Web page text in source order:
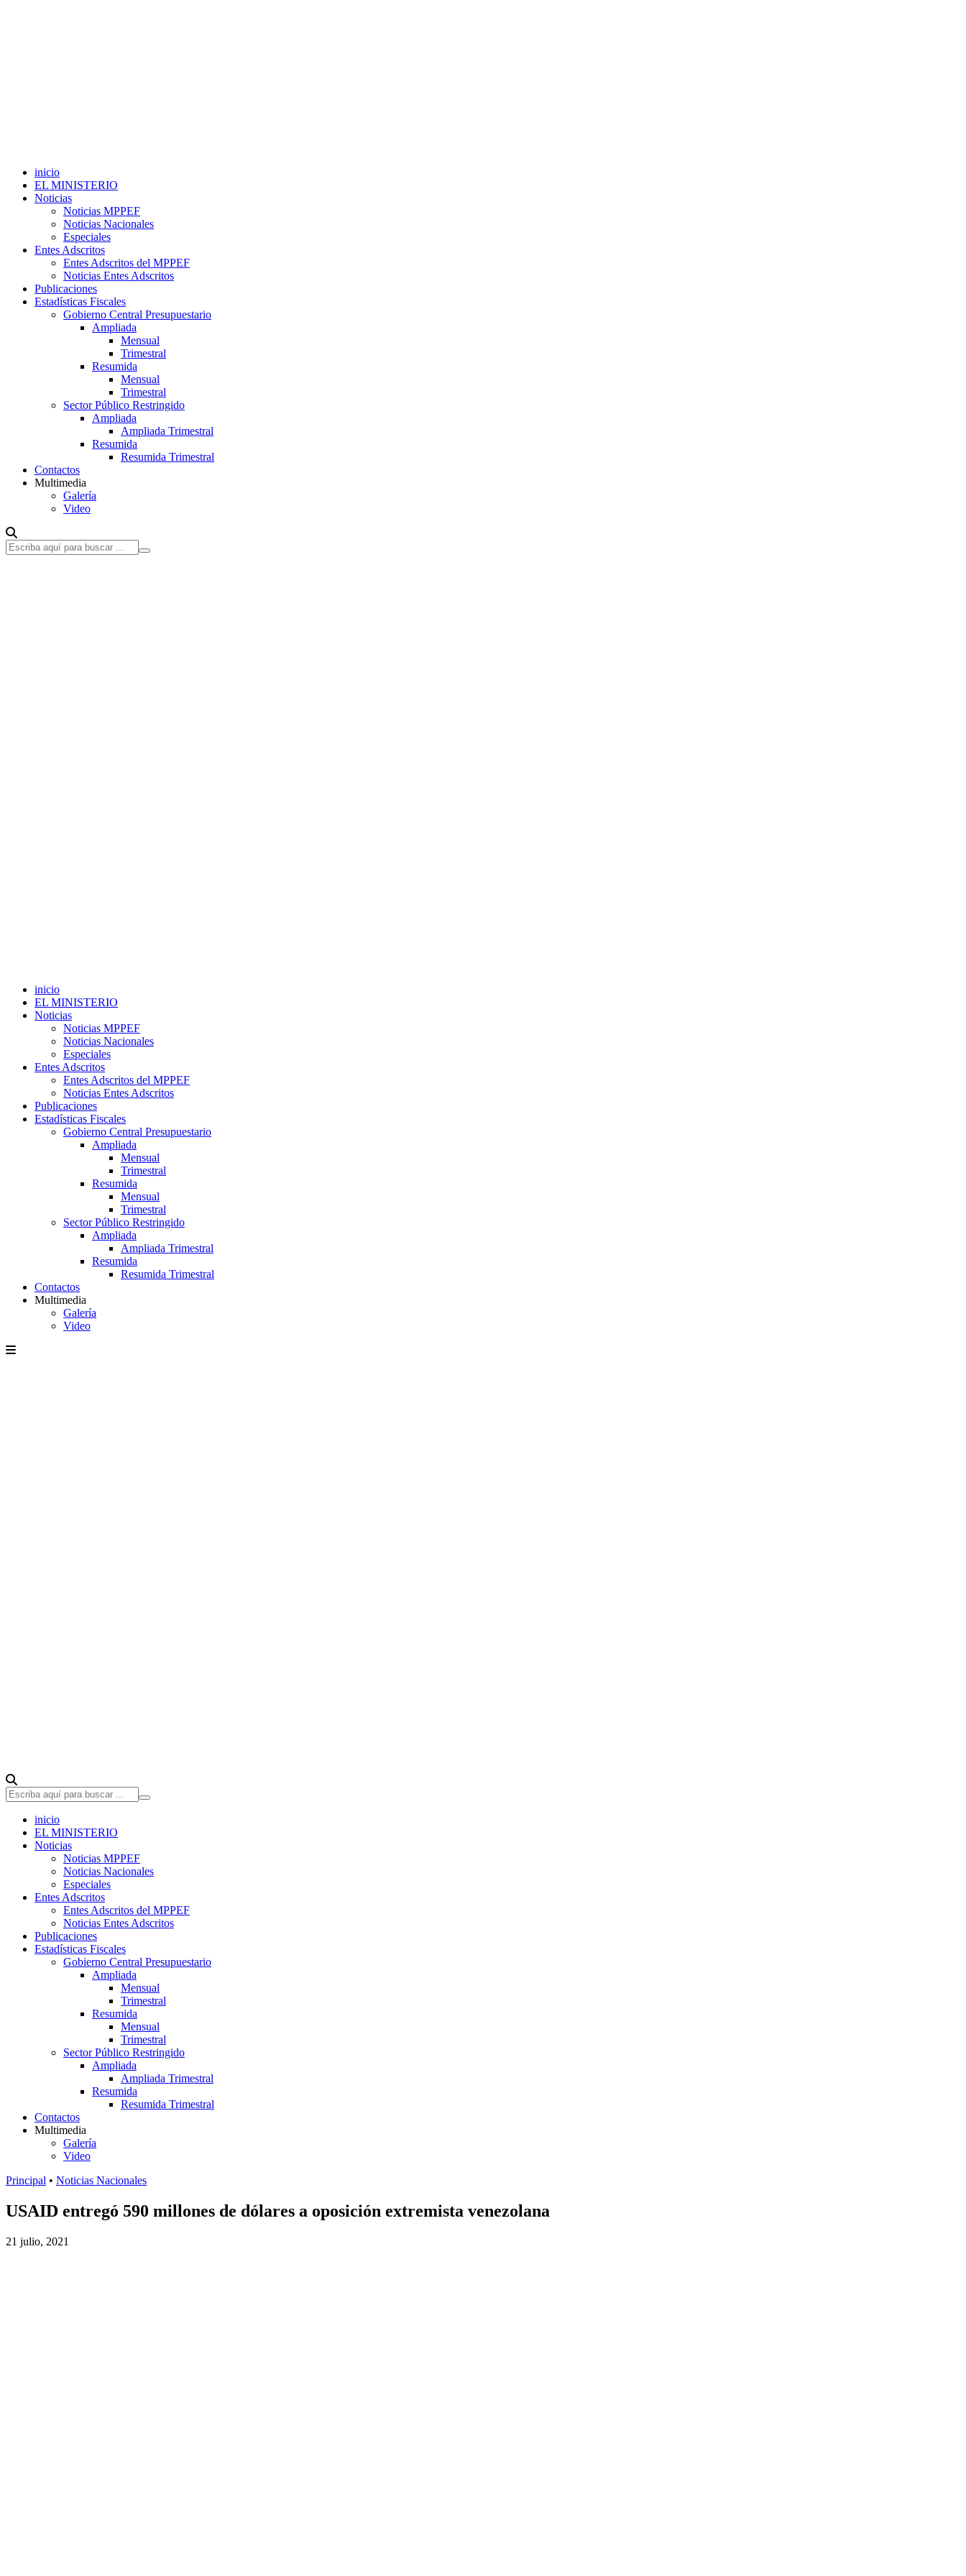
inicio
EL MINISTERIO
Noticias
Noticias MPPEF
Noticias Nacionales
Especiales
Entes Adscritos
Entes Adscritos del MPPEF
Noticias Entes Adscritos
Publicaciones
Estadísticas Fiscales
Gobierno Central Presupuestario
Ampliada
Mensual
Trimestral
Resumida
Mensual
Trimestral
Sector Público Restringido
Ampliada
Ampliada Trimestral
Resumida
Resumida Trimestral
Contactos
Multimedia
Galería
Video
inicio
EL MINISTERIO
Noticias
Noticias MPPEF
Noticias Nacionales
Especiales
Entes Adscritos
Entes Adscritos del MPPEF
Noticias Entes Adscritos
Publicaciones
Estadísticas Fiscales
Gobierno Central Presupuestario
Ampliada
Mensual
Trimestral
Resumida
Mensual
Trimestral
Sector Público Restringido
Ampliada
Ampliada Trimestral
Resumida
Resumida Trimestral
Contactos
Multimedia
Galería
Video
inicio
EL MINISTERIO
Noticias
Noticias MPPEF
Noticias Nacionales
Especiales
Entes Adscritos
Entes Adscritos del MPPEF
Noticias Entes Adscritos
Publicaciones
Estadísticas Fiscales
Gobierno Central Presupuestario
Ampliada
Mensual
Trimestral
Resumida
Mensual
Trimestral
Sector Público Restringido
Ampliada
Ampliada Trimestral
Resumida
Resumida Trimestral
Contactos
Multimedia
Galería
Video
Principal • Noticias Nacionales
USAID entregó 590 millones de dólares a oposición extremista venezolana
21 julio, 2021